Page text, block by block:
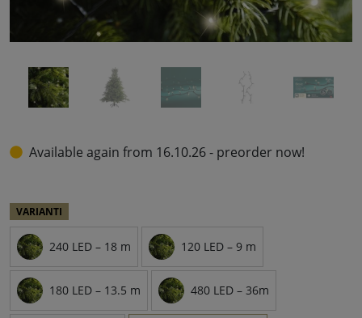
Available again from 16.10.26 - preorder now!
VARIANTI
240 LED – 18 m 120 LED – 9 m
180 LED – 13.5 m 480 LED – 36m